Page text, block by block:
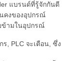
แบรนด์ที่รู้จักกันดี
คงของอุปกรณ์
ข้ามในอุปกรณ์
, PLC จะเตือน, ซึ่ง